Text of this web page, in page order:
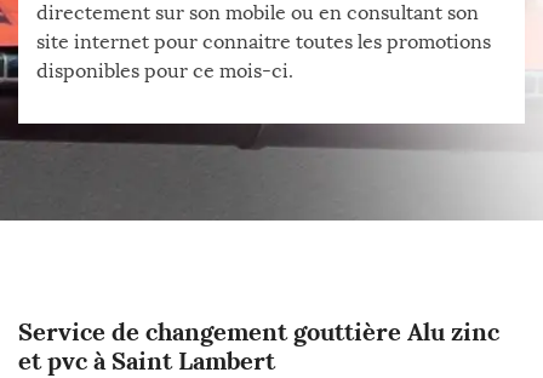
directement sur son mobile ou en consultant son
site internet pour connaitre toutes les promotions
disponibles pour ce mois-ci.
Service de changement gouttière Alu zinc
et pvc à Saint Lambert